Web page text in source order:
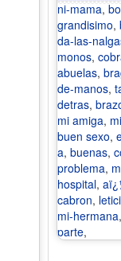
ni-mama,
grandisimo,
da-las-
monos,
abuelas,
de-manos,
detras,
mi amiga,
buen sexo,
a, buenas,
problema,
hospital,
cabron,
mi-hermana,
parte,